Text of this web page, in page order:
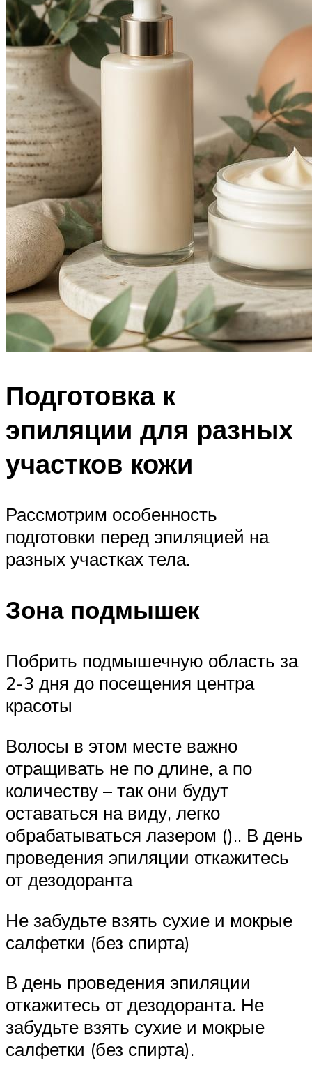
Подготовка к
эпиляции для разных
участков кожи
Рассмотрим особенность
подготовки перед эпиляцией на
разных участках тела.
Зона подмышек
Побрить подмышечную область за
2-3 дня до посещения центра
красоты
Волосы в этом месте важно
отращивать не по длине, а по
количеству – так они будут
оставаться на виду, легко
обрабатываться лазером ().. В день
проведения эпиляции откажитесь
от дезодоранта
Не забудьте взять сухие и мокрые
салфетки (без спирта)
В день проведения эпиляции
откажитесь от дезодоранта. Не
забудьте взять сухие и мокрые
салфетки (без спирта).